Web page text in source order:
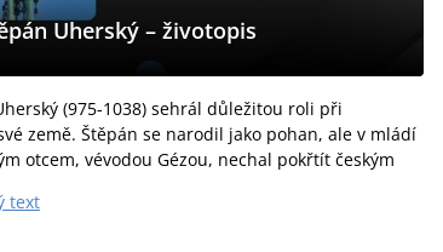
Uherský – životopis
(975-1038) sehrál důležitou roli při
země. Štěpán se narodil jako pohan, ale v mládí
otcem, vévodou Gézou, nechal pokřtít českým
text